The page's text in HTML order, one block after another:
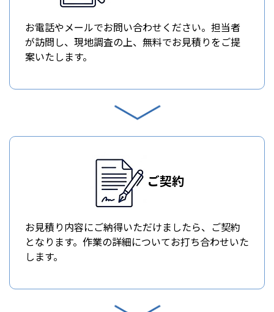
お電話やメールでお問い合わせください。担当者
が訪問し、現地調査の上、無料でお見積りをご提
案いたします。
ご契約
お見積り内容にご納得いただけましたら、ご契約
となります。作業の詳細についてお打ち合わせいた
します。